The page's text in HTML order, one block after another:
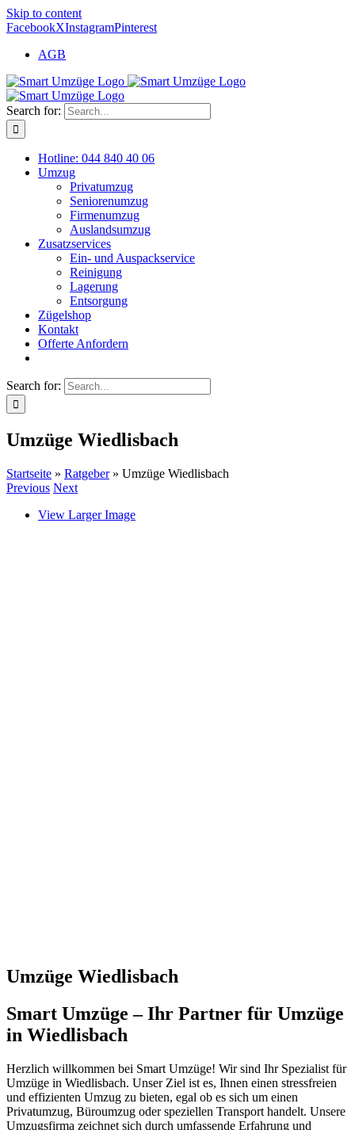
Skip to content
FacebookXInstagramPinterest
AGB
Search for:
Hotline: 044 840 40 06
Umzug
Privatumzug
Seniorenumzug
Firmenumzug
Auslandsumzug
Zusatzservices
Ein- und Auspackservice
Reinigung
Lagerung
Entsorgung
Zügelshop
Kontakt
Offerte Anfordern
Search for:
Umzüge Wiedlisbach
Startseite » Ratgeber» Umzüge Wiedlisbach
Previous Next
View Larger Image
Umzüge Wiedlisbach
Smart Umzüge – Ihr Partner für Umzüge
in Wiedlisbach
Herzlich willkommen bei Smart Umzüge! Wir sind Ihr Spezialist für
Umzüge in Wiedlisbach. Unser Ziel ist es, Ihnen einen stressfreien
und effizienten Umzug zu bieten, egal ob es sich um einen
Privatumzug, Büroumzug oder speziellen Transport handelt. Unsere
Umzugsfirma zeichnet sich durch umfassende Erfahrung und